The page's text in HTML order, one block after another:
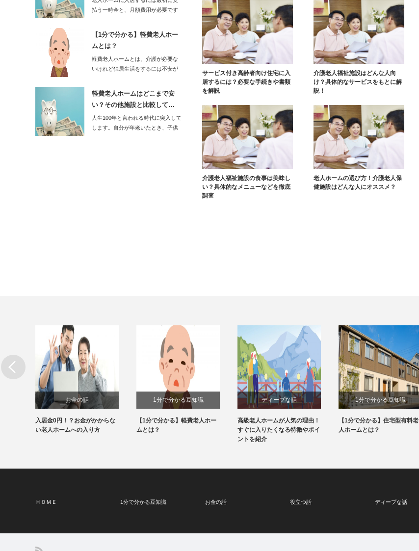
サービス付き高齢者向け住宅に入
居するには？必要な手続きや書類
を解説
介護老人福祉施設はどんな人向
け？具体的なサービスをもとに解
説！
介護老人福祉施設の食事は美味し
い？具体的なメニューなどを徹底
調査
老人ホームの選び方！介護老人保
健施設はどんな人にオススメ？
払う一時金と、月額費用が必要です
【1分で分かる】軽費老人ホー
ムとは？
軽費老人ホームとは、介護が必要な
いけれど独居生活をするには不安が
軽費老人ホームはどこまで安
い？その他施設と比較して…
人生100年と言われる時代に突入して
します。自分が年老いたとき、子供
お金の話
入居金0円！？お金がかからな
い老人ホームへの入り方
1分で分かる豆知識
【1分で分かる】軽費老人ホー
ムとは？
ディープな話
高級老人ホームが人気の理由！
すぐに入りたくなる特徴やポイ
ントを紹介
1分で分かる豆知識
【1分で分かる】住宅型有料老
人ホームとは？
ＨＯＭＥ 1分で分かる豆知識 お金の話 役立つ話 ディープな話